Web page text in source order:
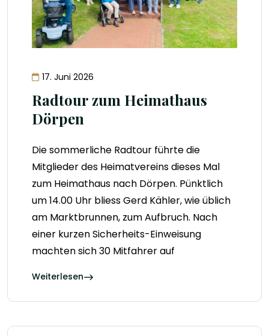
17. Juni 2026
Radtour zum Heimathaus
Dörpen
Die sommerliche Radtour führte die
Mitglieder des Heimatvereins dieses Mal
zum Heimathaus nach Dörpen. Pünktlich
um 14.00 Uhr bliess Gerd Kähler, wie üblich
am Marktbrunnen, zum Aufbruch. Nach
einer kurzen Sicherheits-Einweisung
machten sich 30 Mitfahrer auf
Weiterlesen